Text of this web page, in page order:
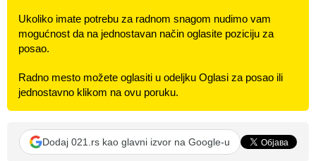
Ukoliko imate potrebu za radnom snagom nudimo vam
mogućnost da na jednostavan način oglasite poziciju za
posao.
Radno mesto možete oglasiti u odeljku Oglasi za posao ili
jednostavno klikom na ovu poruku.
Dodaj 021.rs kao glavni izvor na Google-u